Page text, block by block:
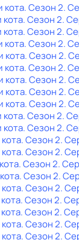
кота. Сезон 2.
кота. Сезон 2.
кота. Сезон 2.
кота. Сезон 2.
кота. Сезон 2.
кота. Сезон 2.
кота. Сезон 2.
кота. Сезон 2.
кота. Сезон 2.
кота. Сезон 2.
кота. Сезон 2.
. Сезон 2.
. Сезон 2.
. Сезон 2.
. Сезон 2.
. Сезон 2.
. Сезон 2.
. Сезон 2.
. Сезон 2.
. Сезон 2.